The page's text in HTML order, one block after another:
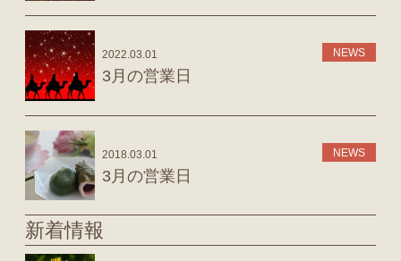
2022.03.01 NEWS
3月の営業日
2018.03.01 NEWS
3月の営業日
新着情報